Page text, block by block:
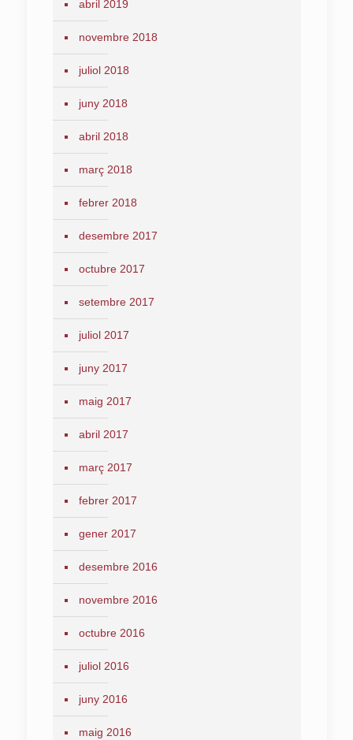
abril 2019
novembre 2018
juliol 2018
juny 2018
abril 2018
març 2018
febrer 2018
desembre 2017
octubre 2017
setembre 2017
juliol 2017
juny 2017
maig 2017
abril 2017
març 2017
febrer 2017
gener 2017
desembre 2016
novembre 2016
octubre 2016
juliol 2016
juny 2016
maig 2016